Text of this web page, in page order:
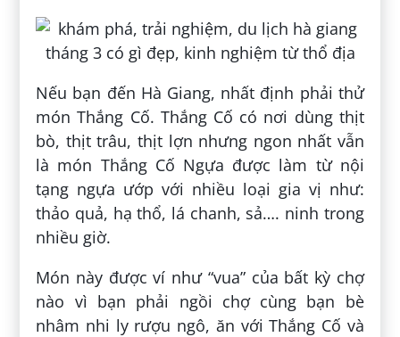
Nếu bạn đến Hà Giang, nhất định phải thử
món Thắng Cố. Thắng Cố có nơi dùng thịt
bò, thịt trâu, thịt lợn nhưng ngon nhất vẫn
là món Thắng Cố Ngựa được làm từ nội
tạng ngựa ướp với nhiều loại gia vị như:
thảo quả, hạ thổ, lá chanh, sả…. ninh trong
nhiều giờ.
Món này được ví như “vua” của bất kỳ chợ
nào vì bạn phải ngồi chợ cùng bạn bè
nhâm nhi ly rượu ngô, ăn với Thắng Cố và